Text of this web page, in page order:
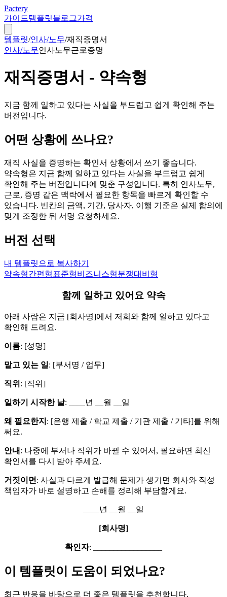
Pactery
가이드템플릿블로그가격
템플릿/인사/노무/재직증명서
인사/노무인사노무근로증명
재직증명서 - 약속형
지금 함께 일하고 있다는 사실을 부드럽고 쉽게 확인해 주는
버전입니다.
어떤 상황에 쓰나요?
재직 사실을 증명하는 확인서 상황에서 쓰기 좋습니다.
약속형은 지금 함께 일하고 있다는 사실을 부드럽고 쉽게
확인해 주는 버전입니다에 맞춘 구성입니다. 특히 인사노무,
근로, 증명 같은 맥락에서 필요한 항목을 빠르게 확인할 수
있습니다. 빈칸의 금액, 기간, 당사자, 이행 기준은 실제 합의에
맞게 조정한 뒤 서명 요청하세요.
버전 선택
내 템플릿으로 복사하기
약속형간편형 표준형비즈니스형분쟁대비형
함께 일하고 있어요 약속
아래 사람은 지금 [회사명]에서 저희와 함께 일하고 있다고
확인해 드려요.
이름: [성명]
맡고 있는 일 : [부서명 / 업무]
직위 : [직위]
일하기 시작한 날: ____년 __월 __일
왜 필요한지 : [은행 제출 / 학교 제출 / 기관 제출 / 기타]를 위해
써요.
안내 : 나중에 부서나 직위가 바뀔 수 있어서, 필요하면 최신
확인서를 다시 받아 주세요.
거짓이면 : 사실과 다르게 발급해 문제가 생기면 회사와 작성
책임자가 바로 설명하고 손해를 정리해 부담할게요.
____년 __월 __일
[회사명]
확인자: _________________
이 템플릿이 도움이 되었나요?
최근 반응을 바탕으로 더 좋은 템플릿을 추천합니다.